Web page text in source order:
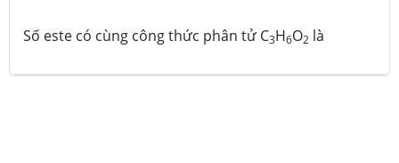
Số este có cùng công thức phân tử C3H6O2 là